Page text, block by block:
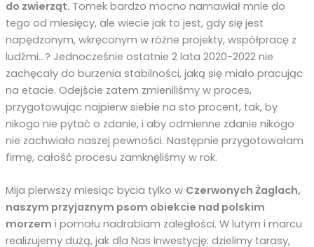
do zwierząt. Tomek bardzo mocno namawiał mnie do
tego od miesięcy, ale wiecie jak to jest, gdy się jest
napędzonym, wkręconym w różne projekty, współpracę z
ludźmi…? Jednocześnie ostatnie 2 lata 2020-2022 nie
zachęcały do burzenia stabilności, jaką się miało pracując
na etacie. Odejście zatem zmieniliśmy w proces,
przygotowując najpierw siebie na sto procent, tak, by
nikogo nie pytać o zdanie, i aby odmienne zdanie nikogo
nie zachwiało naszej pewności. Następnie przygotowałam
firmę, całość procesu zamknęliśmy w rok.
Mija pierwszy miesiąc bycia tylko w Czerwonych Żaglach,
naszym przyjaznym psom obiekcie nad polskim
morzem i pomału nadrabiam zaległości. W lutym i marcu
realizujemy dużą, jak dla Nas inwestycję: dzielimy tarasy,